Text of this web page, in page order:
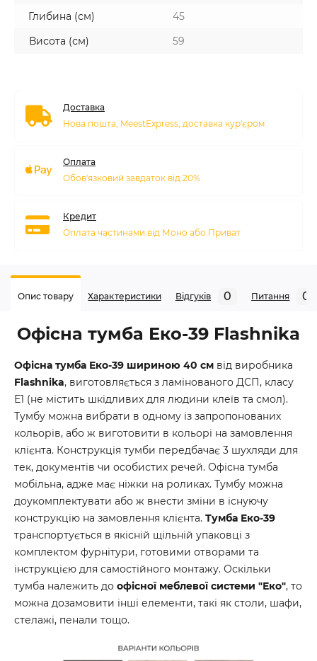
Глибина (см)
45
Висота (см)
59
Доставка
Нова пошта, MeestExpress, доставка кур'єром
Оплата
Обов'язковий завдаток від 20%
Кредит
Оплата частинами від Моно або Приват
Опис товару Характеристики Відгуків 0 Питання 0
Офісна тумба Еко-39 Flashnika
Офісна тумба Еко-39 шириною 40 см від виробника
Flashnika, виготовляється з ламінованого ДСП, класу
Е1 (не містить шкідливих для людини клеїв та смол).
Тумбу можна вибрати в одному із запропонованих
кольорів, або ж виготовити в кольорі на замовлення
клієнта. Конструкція тумби передбачає 3 шухляди для
тек, документів чи особистих речей. Офісна тумба
мобільна, адже має ніжки на роликах. Тумбу можна
доукомплектувати або ж внести зміни в існуючу
конструкцію на замовлення клієнта. Тумба Еко-39
транспортується в якісній щільній упаковці з
комплектом фурнітури, готовими отворами та
інструкцією для самостійного монтажу. Оскільки
тумба належить до офісної меблевої системи "Еко", то
можна дозамовити інші елементи, такі як столи, шафи,
стелажі, пенали тощо.